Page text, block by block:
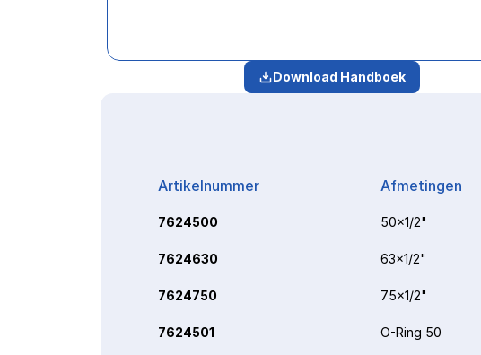
Download Handboek
Artikelnummer Afmetingen
7624500 50x1/2"
7624630 63x1/2"
7624750 75x1/2"
7624501 O-Ring 50